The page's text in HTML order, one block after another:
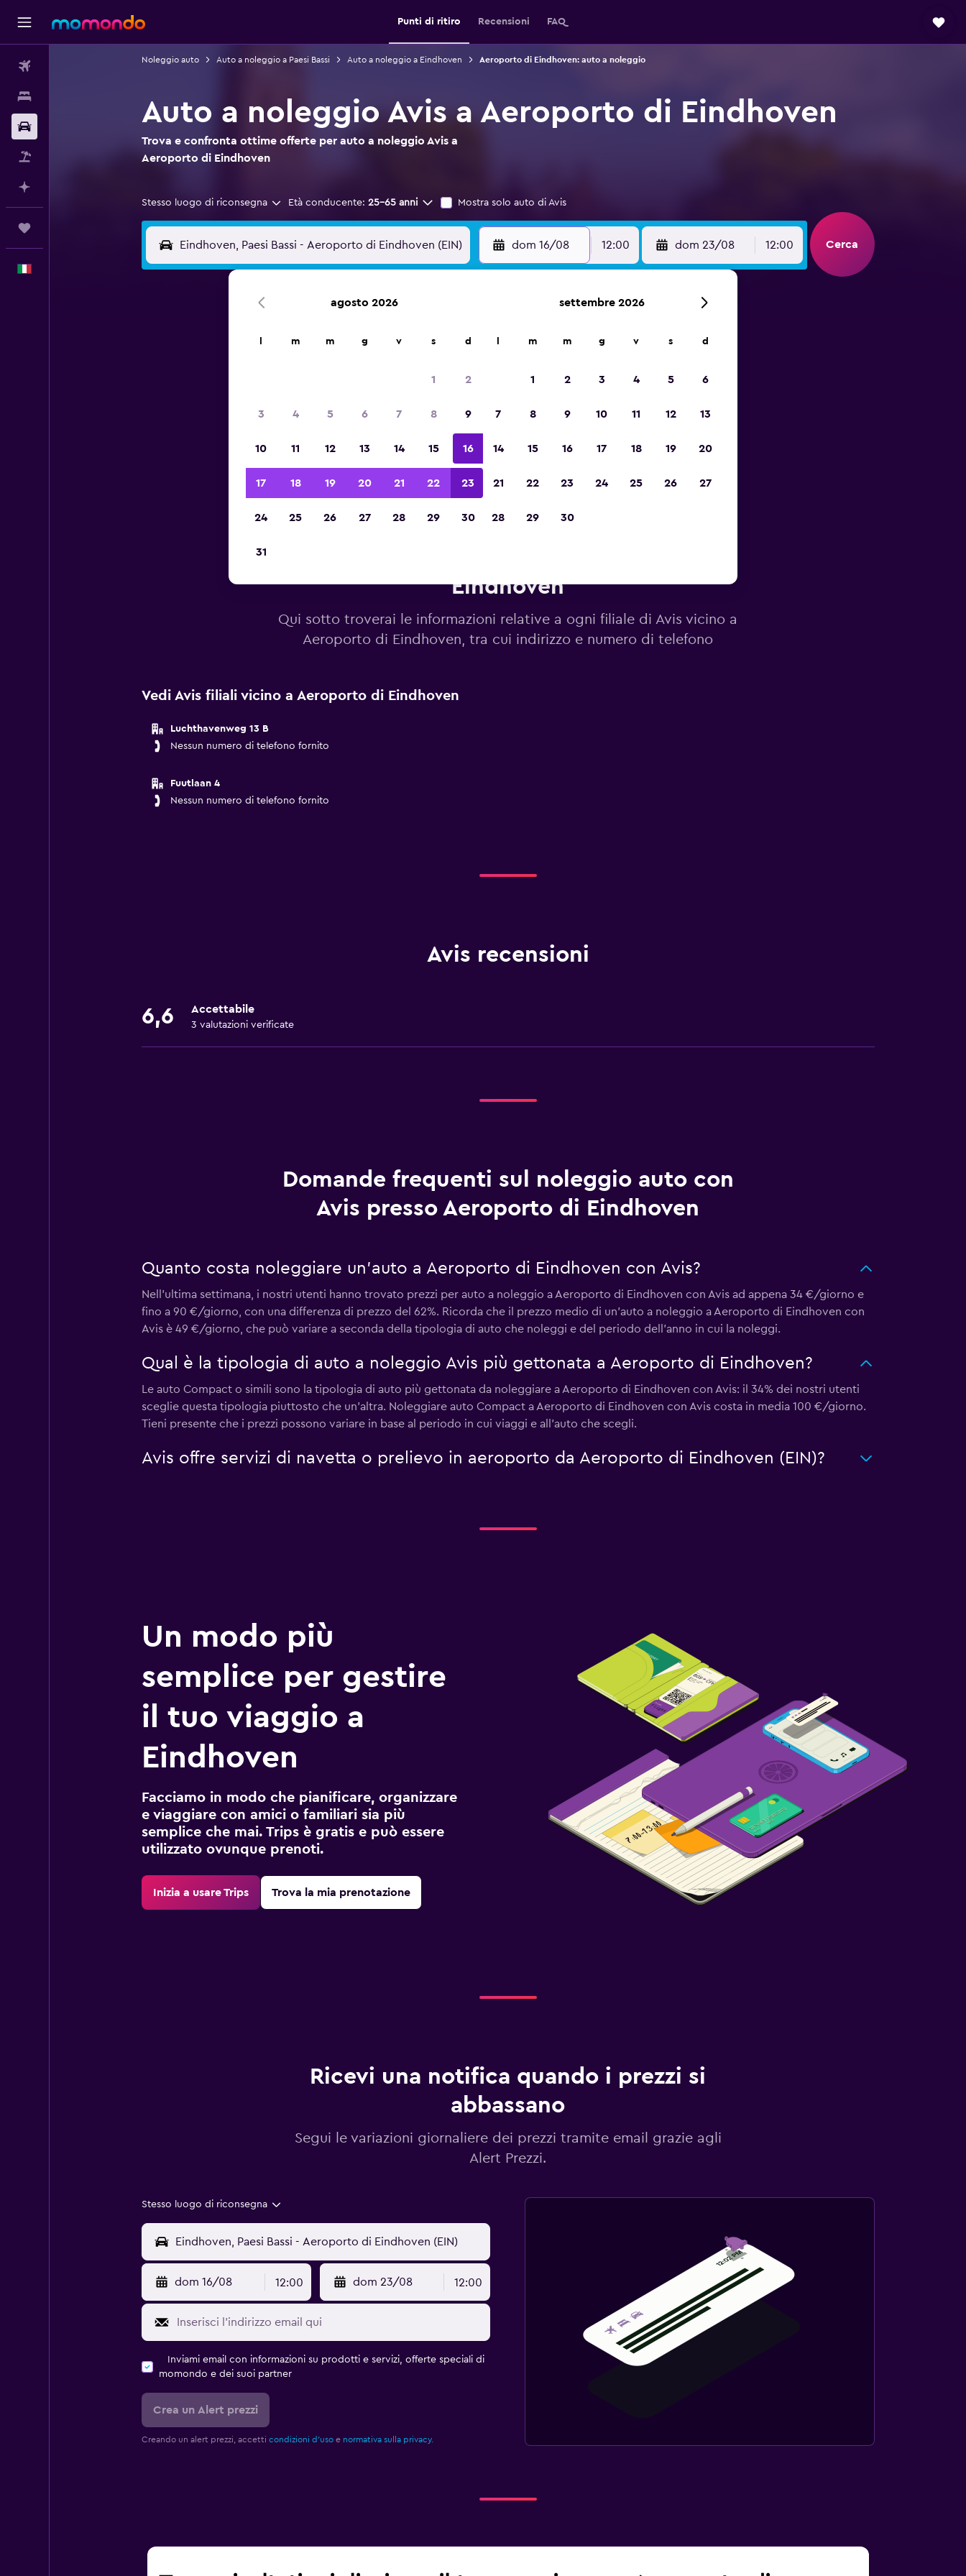
Punti di ritiro Recensioni FAQ
Noleggio auto Auto a noleggio a Paesi Bassi Auto a noleggio a Eindhoven Aeroporto di Eindhoven: auto a noleggio
Auto a noleggio Avis a Aeroporto di Eindhoven
Trova e confronta ottime offerte per auto a noleggio Avis a
Aeroporto di Eindhoven
Stesso luogo di riconsegna Età conducente: 25-65 anni Mostra solo auto di Avis
dom 16/08 12:00 dom 23/08 12:00 Cerca
d'Europa 2023
Eindhoven
Qui sotto troverai le informazioni relative a ogni filiale di Avis vicino a
Aeroporto di Eindhoven, tra cui indirizzo e numero di telefono
Vedi Avis filiali vicino a Aeroporto di Eindhoven
Luchthavenweg 13 B
Nessun numero di telefono fornito
Fuutlaan 4
Nessun numero di telefono fornito
Avis recensioni
6,6 Accettabile
3 valutazioni verificate
Domande frequenti sul noleggio auto con
Avis presso Aeroporto di Eindhoven
Quanto costa noleggiare un'auto a Aeroporto di Eindhoven con Avis?
Nell'ultima settimana, i nostri utenti hanno trovato prezzi per auto a noleggio a Aeroporto di Eindhoven con Avis ad appena 34 €/giorno e
fino a 90 €/giorno, con una differenza di prezzo del 62%. Ricorda che il prezzo medio di un'auto a noleggio a Aeroporto di Eindhoven con
Avis è 49 €/giorno, che può variare a seconda della tipologia di auto che noleggi e del periodo dell'anno in cui la noleggi.
Qual è la tipologia di auto a noleggio Avis più gettonata a Aeroporto di Eindhoven?
Le auto Compact o simili sono la tipologia di auto più gettonata da noleggiare a Aeroporto di Eindhoven con Avis: il 34% dei nostri utenti
sceglie questa tipologia piuttosto che un'altra. Noleggiare auto Compact a Aeroporto di Eindhoven con Avis costa in media 100 €/giorno.
Tieni presente che i prezzi possono variare in base al periodo in cui viaggi e all'auto che scegli.
Avis offre servizi di navetta o prelievo in aeroporto da Aeroporto di Eindhoven (EIN)?
Un modo più
semplice per gestire
il tuo viaggio a
Eindhoven
Facciamo in modo che pianificare, organizzare
e viaggiare con amici o familiari sia più
semplice che mai. Trips è gratis e può essere
utilizzato ovunque prenoti.
Inizia a usare Trips Trova la mia prenotazione
Ricevi una notifica quando i prezzi si
abbassano
Segui le variazioni giornaliere dei prezzi tramite email grazie agli
Alert Prezzi.
Stesso luogo di riconsegna
dom 16/08 12:00 dom 23/08 12:00
Inviami email con informazioni su prodotti e servizi, offerte speciali di
momondo e dei suoi partner
Crea un Alert prezzi
Creando un alert prezzi, accetti condizioni d'usoe normativa sulla privacy.
agosto 2026
m m g v s d
1 2
3 4 5 6 7 8 9
10 11 12 13 14 15 16
17 18 19 20 21 22 23
24 25 26 27 28 29 30
31
settembre 2026
m m g v s d
1 2 3 4 5 6
7 8 9 10 11 12 13
14 15 16 17 18 19 20
21 22 23 24 25 26 27
28 29 30